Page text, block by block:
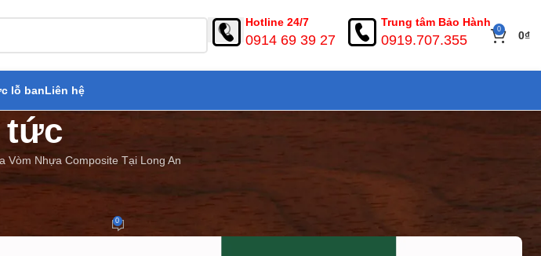
Hotline 24/7
0914 69 39 27
Trung tâm Bảo Hành
0919.707.355
0 0₫
lỗ banLiên hệ
tức
Vòm Nhựa Composite Tại Long An
Composite Tại Long An
0